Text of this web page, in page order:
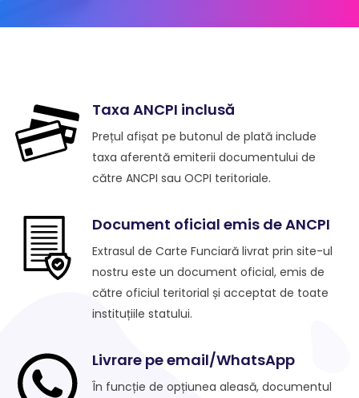
Taxa ANCPI inclusă
Prețul afișat pe butonul de plată include
taxa aferentă emiterii documentului de
către ANCPI sau OCPI teritoriale.
Document oficial emis de ANCPI
Extrasul de Carte Funciară livrat prin site-ul
nostru este un document oficial, emis de
către oficiul teritorial și acceptat de toate
instituțiile statului.
Livrare pe email/WhatsApp
În funcție de opțiunea aleasă, documentul